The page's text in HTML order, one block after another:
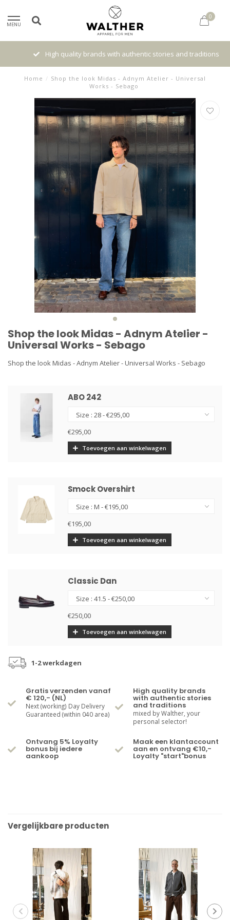
MENU
0
High quality brands with authentic stories and traditions
Home / Shop the look Midas - Adnym Atelier - Universal
Works - Sebago
Shop the look Midas - Adnym Atelier -
Universal Works - Sebago
Shop the look Midas - Adnym Atelier - Universal Works - Sebago
ABO 242
€295,00
Toevoegen aan winkelwagen
Smock Overshirt
€195,00
Toevoegen aan winkelwagen
Classic Dan
€250,00
Toevoegen aan winkelwagen
1-2 werkdagen
Gratis verzenden vanaf
€ 120,- (NL)
Next (working) Day Delivery
Guaranteed (within 040 area)
High quality brands
with authentic stories
and traditions
mixed by Walther, your
personal selector!
Ontvang 5% Loyalty
bonus bij iedere
aankoop
Maak een klantaccount
aan en ontvang €10,-
Loyalty "start"bonus
Vergelijkbare producten